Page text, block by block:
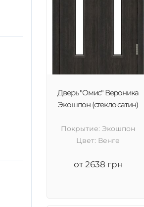
Дверь "Омис" Вероника
Экошпон (стекло сатин)
Покрытие: Экошпон
Цвет: Венге
от 2638 грн